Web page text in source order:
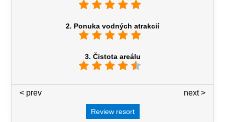
2. Ponuka vodných atrakcií
3. Čistota areálu
next >
< prev
Review resort